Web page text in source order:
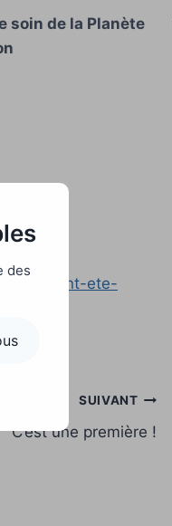
soin de la Planète
ont-ete-
SUIVANT
C’est une première !
des